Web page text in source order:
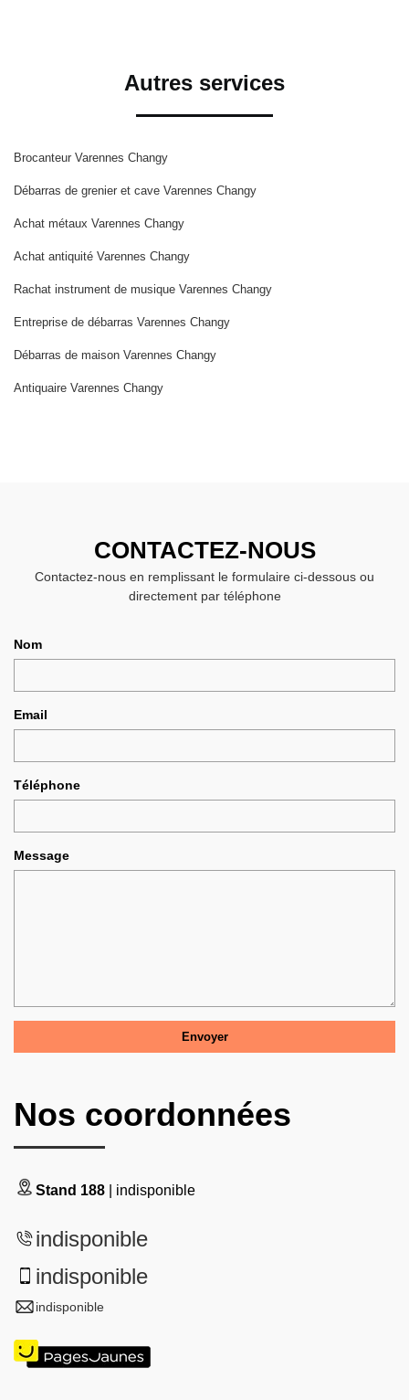
Autres services
Brocanteur Varennes Changy
Débarras de grenier et cave Varennes Changy
Achat métaux Varennes Changy
Achat antiquité Varennes Changy
Rachat instrument de musique Varennes Changy
Entreprise de débarras Varennes Changy
Débarras de maison Varennes Changy
Antiquaire Varennes Changy
CONTACTEZ-NOUS
Contactez-nous en remplissant le formulaire ci-dessous ou
directement par téléphone
Nom
Email
Téléphone
Message
Nos coordonnées
Stand 188 | indisponible
indisponible
indisponible
indisponible